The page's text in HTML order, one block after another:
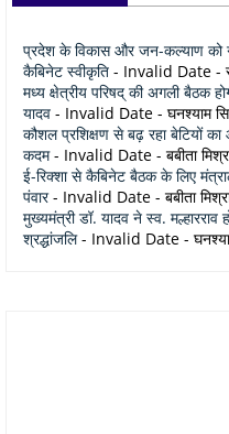
प्रदेश के विकास और जन-कल्याण को
कैबिनेट स्वीकृति - Invalid Date -
मध्य क्षेत्रीय परिषद् की अगली बैठक
यादव - Invalid Date - घनश्याम
कौशल प्रशिक्षण से बढ़ रहा बेटियों
कदम- Invalid Date - बबीता
ई-रिक्शा से कैबिनेट बैठक के लिए
पंवार- Invalid Date - बबीता
मुख्यमंत्री डॉ. यादव ने स्व. मल्हारराव
श्रद्धांजलि- Invalid Date -